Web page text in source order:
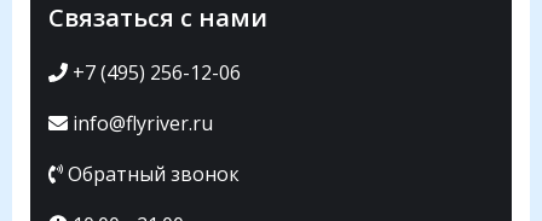
Связаться с нами
+7 (495) 256-12-06
info@flyriver.ru
Обратный звонок